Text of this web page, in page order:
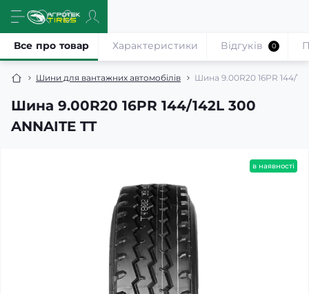
Шини для вантажних автомобілів Шина 9.00R20 16PR 144/
Шина 9.00R20 16PR 144/142L 300
ANNAITE TT
Все про товар Характеристики Відгуків 0
в наявності